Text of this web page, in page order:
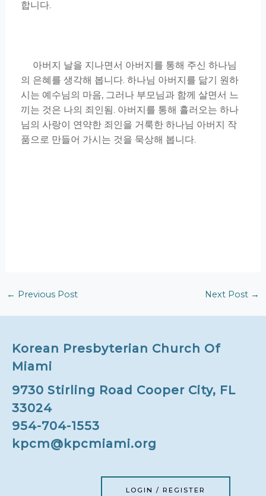
합니다.
아버지 날을 지나면서 아버지를 통해 주신 하나님
의 은혜를 생각해 봅니다. 하나님 아버지를 닮기 원하
시는 예수님의 마음, 그러나 부모님과 함께 살면서 느
끼는 것은 나의 죄인됨. 아버지를 통해 흘러오는 하나
님의 사랑이 연약한 죄인을 거룩한 하나님 아버지 작
품으로 만들어 가시는 것을 묵상해 봅니다.
← Previous Post Next Post →
Korean Presbyterian Church Of
Miami
9730 Stirling Road Cooper City, FL
33024
954-704-1553
kpcm@kpcmiami.org
LOGIN / REGISTER